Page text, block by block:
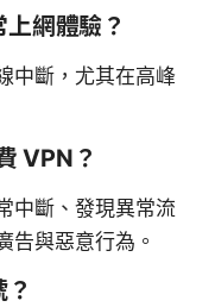
網體驗？
中斷，尤其在高峰
VPN？
中斷、發現異常流
告與惡意行為。